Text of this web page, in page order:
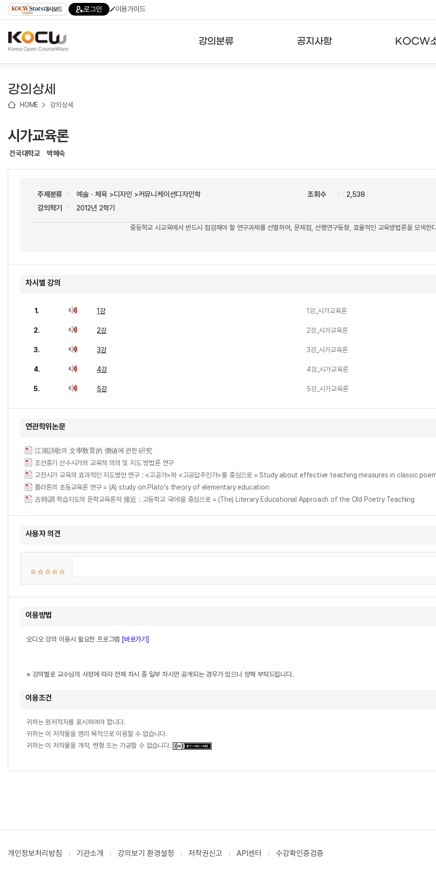
기
기
기
content)
가
대시보드 로그인 이용가이드
강의분류 공지사항 KOCW
강의상세
HOME 강의상세
시가교육론
건국대학교 박혜숙
주제분류
예술ㆍ체육 >디자인 >커뮤니케이션디자인학
강의학기
2012년 2학기
조회수 2,538
중등학교 시교육에서 반드시 점검해야 할 연구과제를 선별하여, 문제점, 선행연구동향, 효율적인 교육방법론을 모색한
차시별 강의
1. 1강 1강_시가교육론
2. 2강 2강_시가교육론
3. 3강 3강_시가교육론
4. 4강 4강_시가교육론
5. 5강 5강_시가교육론
연관학위논문
江湖詩歌의 文學敎育的 價値에 관한 硏究
조선중기 산수시가의 교육적 의의 및 지도 방법론 연구
고전시가 교육의 효과적인 지도방안 연구 : <고공가>와 <고공답주인가>를 중심으로 = Study about effective teaching measures in classic
플라톤의 초등교육론 연구 = (A) study on Plato's theory of elementary education
古時調 학습지도의 문학교육론적 接近 : 고등학교 국어Ⅰ을 중심으로 = (The) Literary Educational Approach of the Old Poetry Teaching
사용자 의견
이용방법
오디오 강의 이용시 필요한 프로그램 [바로가기]
※ 강의별로 교수님의 사정에 따라 전체 차시 중 일부 차시만 공개되는 경우가 있으니 양해 부탁드립니다.
이용조건
귀하는 원저작자를 표시하여야 합니다.
귀하는 이 저작물을 영리 목적으로 이용할 수 없습니다.
귀하는 이 저작물을 개작, 변형 또는 가공할 수 없습니다.
개인정보처리방침 기관소개 강의보기 환경설정 저작권신고 API센터 수강확인증검증